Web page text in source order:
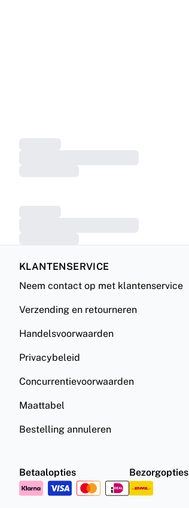
KLANTENSERVICE
Neem contact op met klantenservice
Verzending en retourneren
Handelsvoorwaarden
Privacybeleid
Concurrentievoorwaarden
Maattabel
Bestelling annuleren
Betaalopties Bezorgopties